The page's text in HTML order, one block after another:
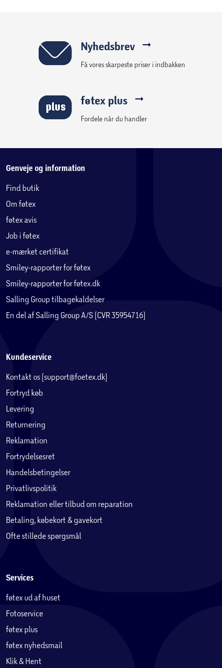
Nyhedsbrev
Få vores skarpeste priser i indbakken
føtex plus
Fordele når du handler
Genveje og information
Find butik
Om føtex
føtex avis
Job i føtex
e-mærket certifikat
Smiley-rapporter for føtex
Smiley-rapporter for føtex.dk
Salling Group tilbagekaldelser
En del af Salling Group A/S (CVR 35954716)
Kundeservice
Kontakt os (support@foetex.dk)
Fortryd køb
Levering
Returnering
Reklamation
Fortrydelsesret
Handelsbetingelser
Privatlivspolitik
Reklamation eller tilbud om reparation
Betaling, købekort & gavekort
Ofte stillede spørgsmål
Services
føtex ud af huset
Fotoservice
føtex plus
føtex nyhedsmail
Klik & Hent